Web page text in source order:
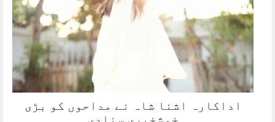
اداکارہ اشنا شاہ نے مداحوں کو بڑی
خوشخبری سنادی